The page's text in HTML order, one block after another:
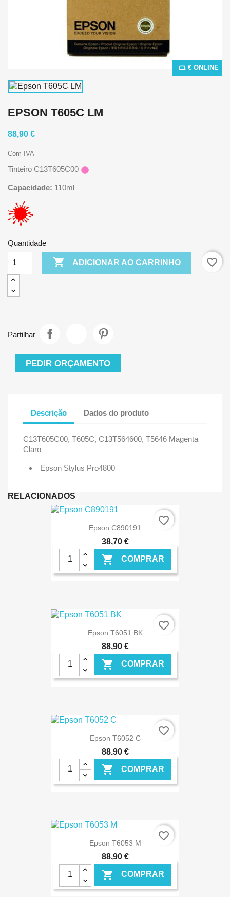
€ ONLINE
EPSON T605C LM
88,90 €
Com IVA
Tinteiro C13T605C00
Capacidade: 110ml
Quantidade
 ADICIONAR AO CARRINHO favorite_border
Partilhar
PEDIR ORÇAMENTO
Descrição Dados do produto
C13T605C00, T605C, C13T564600, T5646 Magenta
Claro
Epson Stylus Pro4800
RELACIONADOS
Epson C890191
38,70 €
 COMPRAR
€ ONLINE
favorite_border
Epson T6051 BK
88,90 €
 COMPRAR
€ ONLINE
favorite_border
Epson T6052 C
88,90 €
 COMPRAR
€ ONLINE
favorite_border
Epson T6053 M
88,90 €
 COMPRAR
favorite_border